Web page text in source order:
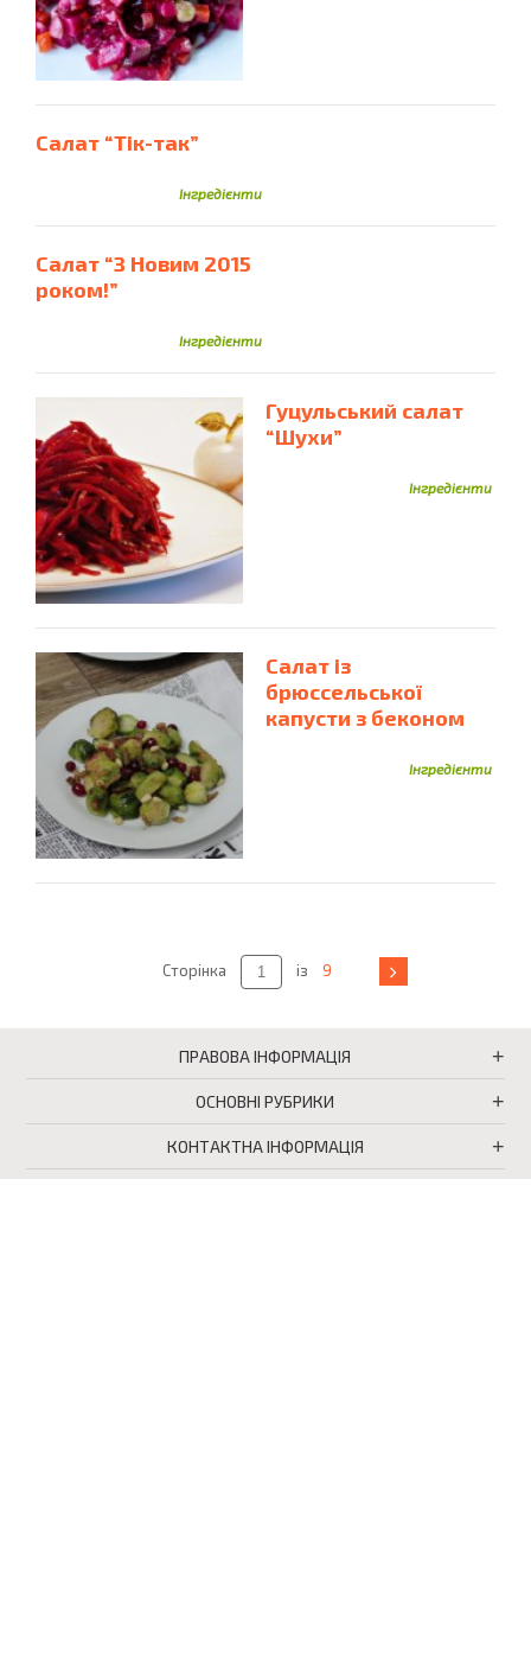
Салат “Тік-так”
Інгредієнти
Салат “З Новим 2015
роком!”
Інгредієнти
Гуцульський салат
“Шухи”
Інгредієнти
Салат із
брюссельської
капусти з беконом
Інгредієнти
Сторінка із 9
ПРАВОВА ІНФОРМАЦІЯ
ОСНОВНІ РУБРИКИ
КОНТАКТНА ІНФОРМАЦІЯ